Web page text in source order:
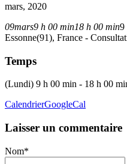
mars, 2020
09mars9 h 00 min18 h 00 min9
Essonne(91), France -
Temps
(Lundi) 9 h 00 min - 18 h 00
CalendrierGoogleCal
Laisser un commentaire
Nom*